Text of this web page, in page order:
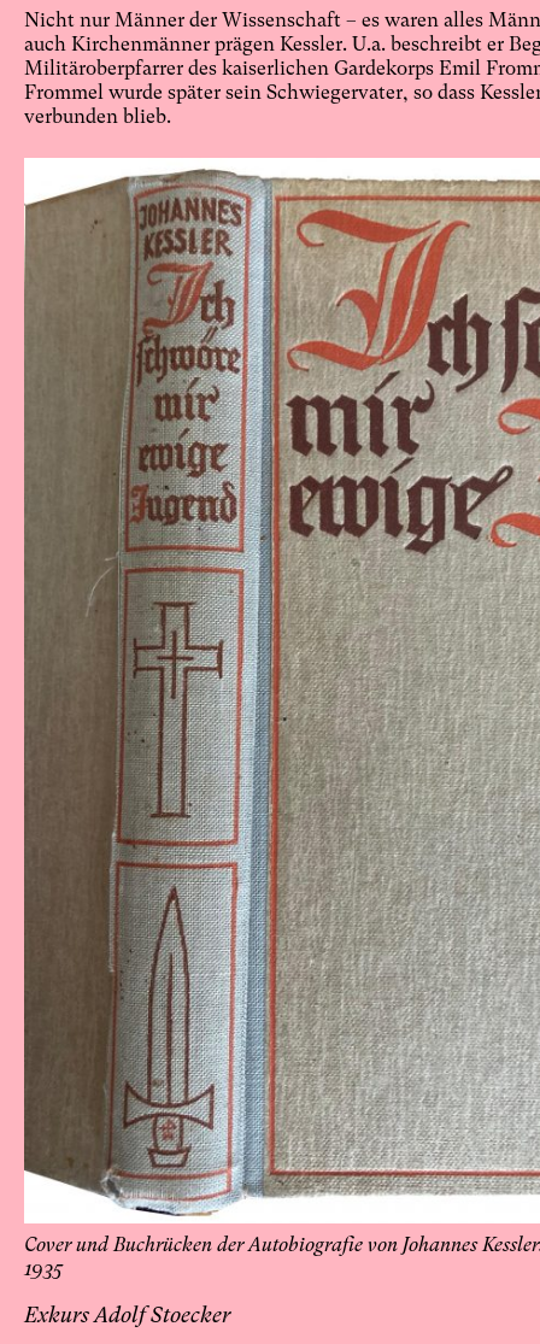
Nicht nur Männer der Wissenschaft – es waren alles
auch Kirchenmänner prägen Kessler. U.a. beschreibt er
Militäroberpfarrer des kaiserlichen Gardekorps Emil
Frommel wurde später sein Schwiegervater, so dass
verbunden blieb.
Cover und Buchrücken der Autobiografie von Johannes
1935
Exkurs Adolf Stoecker